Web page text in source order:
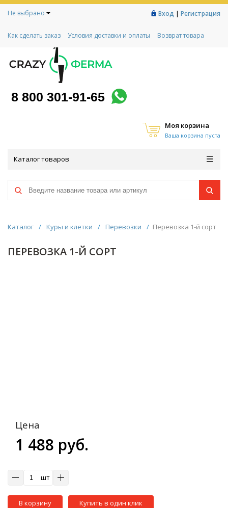
Не выбрано Вход | Регистрация
Как сделать заказ Условия доставки и оплаты
Возврат товара
Контакты
Социальный контракт
Любимая ферма
8 800 301-91-65
Моя корзина
Ваша корзина пуста
Каталог товаров
Каталог / Куры и клетки / Перевозки / Перевозка 1-й сорт
ПЕРЕВОЗКА 1-Й СОРТ
Цена
1 488 руб.
шт
В корзину Купить в один клик